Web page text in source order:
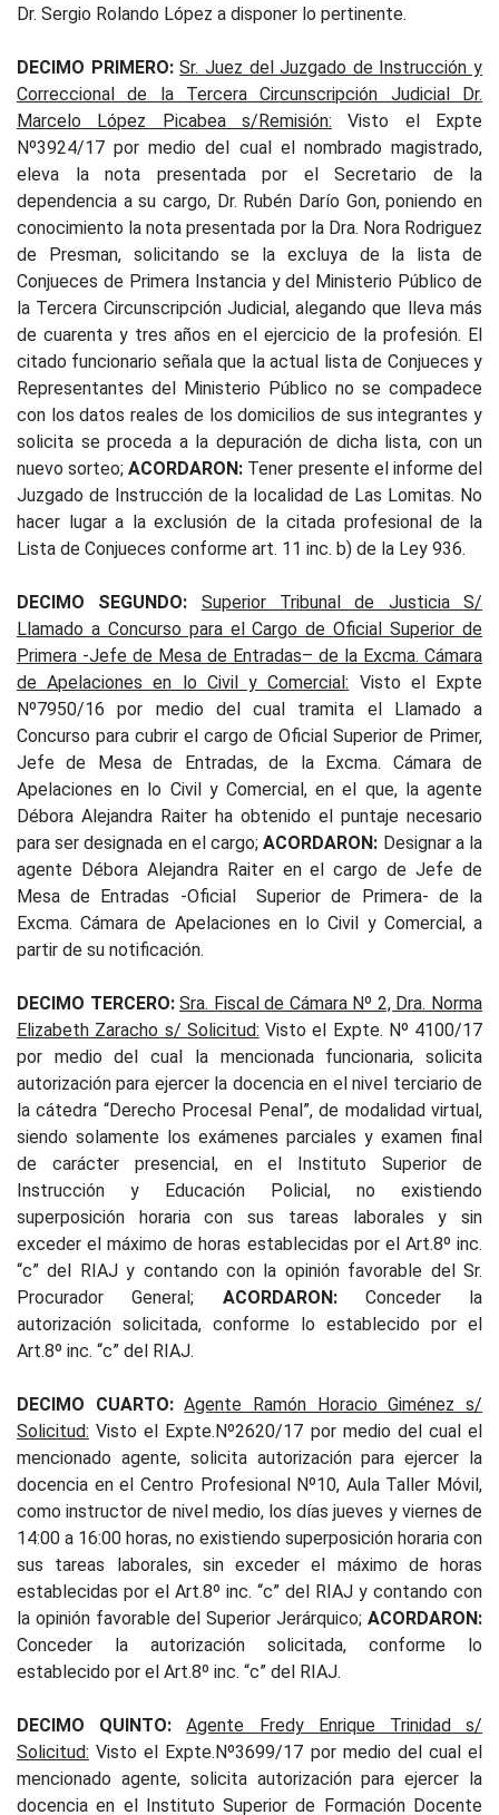
Dr. Sergio Rolando López a disponer lo pertinente.
DECIMO PRIMERO: Sr. Juez del Juzgado de Instrucción y
Correccional de la Tercera Circunscripción Judicial Dr.
Marcelo López Picabea s/Remisión: Visto el Expte
Nº3924/17 por medio del cual el nombrado magistrado,
eleva la nota presentada por el Secretario de la
dependencia a su cargo, Dr. Rubén Darío Gon, poniendo en
conocimiento la nota presentada por la Dra. Nora Rodriguez
de Presman, solicitando se la excluya de la lista de
Conjueces de Primera Instancia y del Ministerio Público de
la Tercera Circunscripción Judicial, alegando que lleva más
de cuarenta y tres años en el ejercicio de la profesión. El
citado funcionario señala que la actual lista de Conjueces y
Representantes del Ministerio Público no se compadece
con los datos reales de los domicilios de sus integrantes y
solicita se proceda a la depuración de dicha lista, con un
nuevo sorteo;ACORDARON: Tener presente el informe del
Juzgado de Instrucción de la localidad de Las Lomitas. No
hacer lugar a la exclusión de la citada profesional de la
Lista de Conjueces conforme art. 11 inc. b) de la Ley 936.
DECIMO SEGUNDO:
Superior Tribunal de Justicia S/
Llamado a Concurso para el Cargo de Oficial Superior de
Primera -Jefe de Mesa de Entradas– de la Excma. Cámara
de Apelaciones en lo Civil y Comercial: Visto el Expte
Nº7950/16 por medio del cual tramita el Llamado a
Concurso para cubrir el cargo de Oficial Superior de Primer,
Jefe de Mesa de Entradas, de la Excma. Cámara de
Apelaciones en lo Civil y Comercial, en el que, la agente
Débora Alejandra Raiter ha obtenido el puntaje necesario
para ser designada en el cargo;ACORDARON: Designar a la
agente Débora Alejandra Raiter en el cargo de Jefe de
Mesa de Entradas -Oficial Superior de Primera- de la
Excma. Cámara de Apelaciones en lo Civil y Comercial, a
partir de su notificación.
DECIMO TERCERO: Sra. Fiscal de Cámara Nº 2, Dra. Norma
Elizabeth Zaracho s/ Solicitud: Visto el Expte. Nº 4100/17
por medio del cual la mencionada funcionaria, solicita
autorización para ejercer la docencia en el nivel terciario de
la cátedra “Derecho Procesal Penal”, de modalidad virtual,
siendo solamente los exámenes parciales y examen final
de carácter presencial, en el Instituto Superior de
Instrucción y Educación Policial, no existiendo
superposición horaria con sus tareas laborales y sin
exceder el máximo de horas establecidas por el Art.8º inc.
“c” del RIAJ y contando con la opinión favorable del Sr.
Procurador General; ACORDARON:Conceder la
autorización solicitada, conforme lo establecido por el
Art.8º inc. “c” del RIAJ.
DECIMO CUARTO: Agente Ramón Horacio Giménez s/
Solicitud: Visto el Expte.Nº2620/17 por medio del cual el
mencionado agente, solicita autorización para ejercer la
docencia en el Centro Profesional Nº10, Aula Taller Móvil,
como instructor de nivel medio, los días jueves y viernes de
14:00 a 16:00 horas, no existiendo superposición horaria con
sus tareas laborales, sin exceder el máximo de horas
establecidas por el Art.8º inc. “c” del RIAJ y contando con
la opinión favorable del Superior Jerárquico; ACORDARON:
Conceder la autorización solicitada, conforme lo
establecido por el Art.8º inc. “c” del RIAJ.
DECIMO QUINTO:
Agente Fredy Enrique Trinidad s/
Solicitud: Visto el Expte.Nº3699/17 por medio del cual el
mencionado agente, solicita autorización para ejercer la
docencia en el Instituto Superior de Formación Docente